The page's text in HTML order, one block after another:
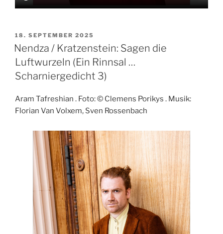
VERÖFFENTLICHT
AM
18. SEPTEMBER 2025
Nendza / Kratzenstein: Sagen die
Luftwurzeln (Ein Rinnsal …
Scharniergedicht 3)
Aram Tafreshian . Foto: © Clemens Porikys . Musik:
Florian Van Volxem, Sven Rossenbach